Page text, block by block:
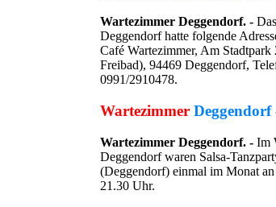
Wartezimmer Deggendorf. -
Deggendorf hatte folgende
Café Wartezimmer, Am Stadtpark
Freibad), 94469 Deggendorf,
0991/2910478.
Wartezimmer Deggendorf
Wartezimmer Deggendorf. -Im
Deggendorf waren Salsa-
(Deggendorf) einmal im Monat an
21.30 Uhr.